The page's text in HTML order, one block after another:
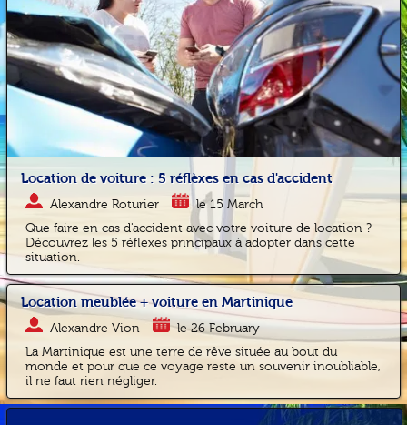
Location de voiture : 5 réflèxes en cas d'accident
Alexandre Roturier
le 15 March
Que faire en cas d'accident avec votre voiture de location ?
Découvrez les 5 réflexes principaux à adopter dans cette
situation.
Location meublée + voiture en Martinique
Alexandre Vion
le 26 February
La Martinique est une terre de rêve située au bout du
monde et pour que ce voyage reste un souvenir inoubliable,
il ne faut rien négliger.